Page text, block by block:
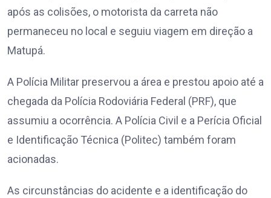
após as colisões, o motorista da carreta não
permaneceu no local e seguiu viagem em direção a
Matupá.
A Polícia Militar preservou a área e prestou apoio até a
chegada da Polícia Rodoviária Federal (PRF), que
assumiu a ocorrência. A Polícia Civil e a Perícia Oficial
e Identificação Técnica (Politec) também foram
acionadas.
As circunstâncias do acidente e a identificação do